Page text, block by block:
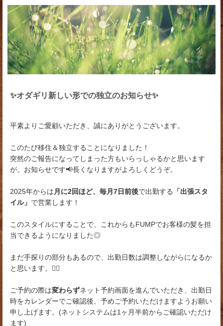
✨オダギリ新しい形での独立のお知らせ✨
平素よりご愛顧いただき、誠にありがとうございます。
このたび移住＆独立することになりました！
突然のご報告になってしまった方もいらっしゃるかと思います
が。お知らせです📢長くなりますがよろしくどうぞ。
2025年からは月に2回ほど、毎月7日前後で出勤する
「出張スタ
イル」 で営業します！
このスタイルにすることで、これからもFUMPでお客様の髪を担
当できるようになりました◎
まだ手探りの部分もあるので、出勤日数は調整しながらになるか
と思います。🙇‍♀️
ご予約の際は変わらずネット予約画面を進んでいただき、出勤日
時をカレンダーでご確認後、予めご予約いただけますようお願い
申し上げます。(ネットシステムは1ヶ月半前からご確認いただけ
ます)